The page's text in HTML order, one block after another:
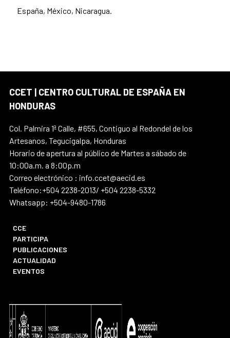
España, México, Nicaragua.
CCET | CENTRO CULTURAL DE ESPAÑA EN
HONDURAS
Col. Palmira 1ª Calle, #655, Contiguo al Redondel de los
Artesanos, Tegucigalpa, Honduras
Horario de apertura al público de Martes a sábado de
10:00a.m. a 8:00p.m
Correo electrónico : info.ccet@aecid.es
Teléfono:+504 2238-2013/ +504 2238-5332
Whatsapp: +504-9480-1786
CCE
PARTICIPA
PUBLICACIONES
ACTUALIDAD
EVENTOS